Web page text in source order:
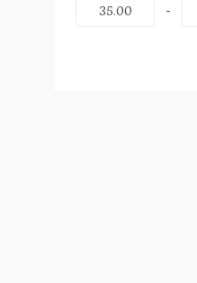
-